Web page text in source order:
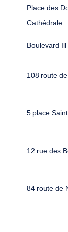
Place des
Cathédrale
Boulevard Ill
108 route
5 place
12 rue des
84 route de